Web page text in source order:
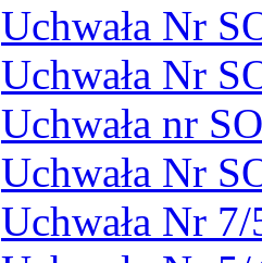
Uchwała Nr
Uchwała Nr
Uchwała nr
Uchwała Nr
Uchwała Nr